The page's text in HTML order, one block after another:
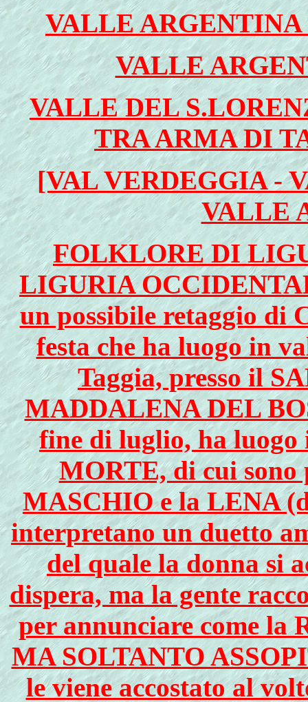
VALLE
VALLE
VALLE DEL
TRA ARMA DI
[VAL VERDEGGIA -
VALLE
FOLKLORE DI
LIGURIA
un possibile retaggio di
festa che ha luogo in
Taggia, presso il
MADDALENA DEL
fine di luglio, ha
MORTE, di cui
MASCHIO e la LENA
interpretano un duetto
del quale la donna si
dispera, ma la gente
per annunciare come la
MA SOLTANTO
le viene accostato al